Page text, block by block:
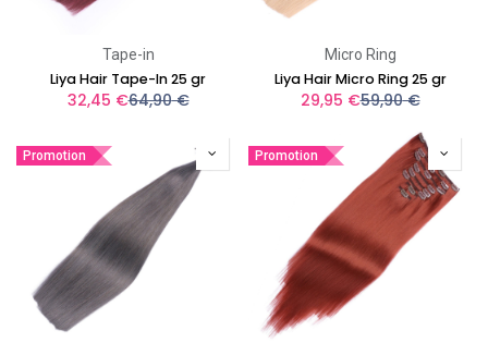
Tape-in
Liya Hair Tape-In 25 gr
32,45 €64,90€
Micro Ring
Liya Hair Micro Ring 25 gr
29,95 €59,90€
Promotion Promotion